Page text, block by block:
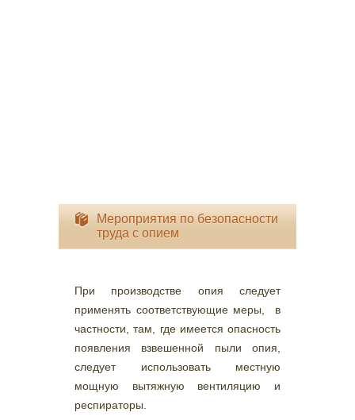
Мероприятия по безопасности
труда с опием
При производстве опия следует
применять соответствующие меры, в
частности, там, где имеется опасность
появления взвешенной пыли опия,
следует использовать местную
мощную вытяжную вентиляцию и
респираторы.